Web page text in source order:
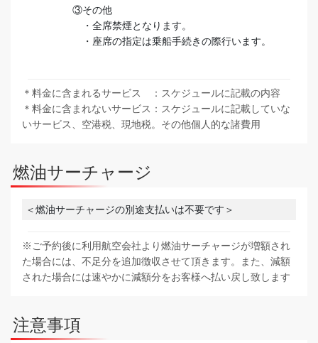
③その他
・全席禁煙となります。
・座席の指定は乗船手続きの際行います。
＊料金に含まれるサービス ：スケジュールに記載の内容
＊料金に含まれないサービス：スケジュールに記載していな
いサービス、空港税、現地税。その他個人的な諸費用
燃油サーチャージ
＜燃油サーチャージの別途支払いは不要です＞
※ご予約後に利用航空会社より燃油サーチャージが増額され
た場合には、不足分を追加徴収させて頂きます。また、減額
された場合には速やかに減額分をお客様へ払い戻し致します
注意事項